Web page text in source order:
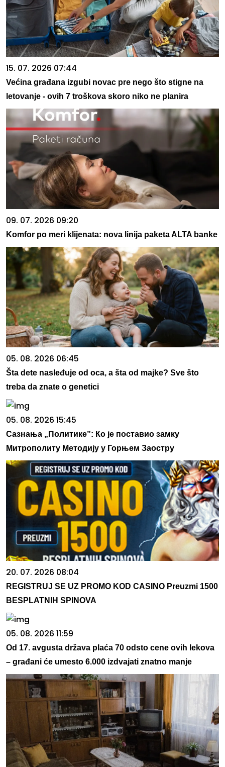
15. 07. 2026 07:44
Većina građana izgubi novac pre nego što stigne na
letovanje - ovih 7 troškova skoro niko ne planira
09. 07. 2026 09:20
Komfor po meri klijenata: nova linija paketa ALTA banke
05. 08. 2026 06:45
Šta dete nasleđuje od oca, a šta od majke? Sve što
treba da znate o genetici
05. 08. 2026 15:45
Сазнања „Политике”: Ко је поставио замку
Митрополиту Методију у Горњем Заостру
20. 07. 2026 08:04
REGISTRUJ SE UZ PROMO KOD CASINO Preuzmi 1500
BESPLATNIH SPINOVA
05. 08. 2026 11:59
Od 17. avgusta država plaća 70 odsto cene ovih lekova
– građani će umesto 6.000 izdvajati znatno manje